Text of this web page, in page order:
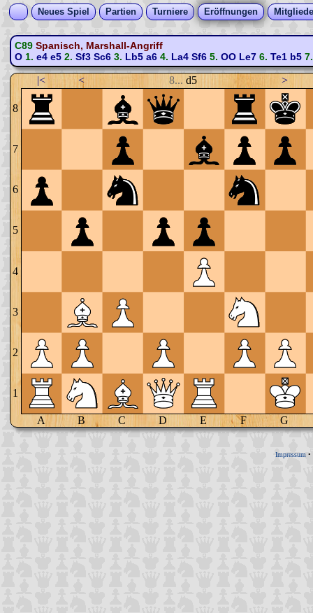
Neues Spiel Partien Turniere Eröffnungen
C89 Spanisch, Marshall-Angriff
O1. e4 e52. Sf3 Sc63. Lb5 a64. La4 Sf65. OO Le76. Te1 b5
|< < 8... d5 >
8
7
6
5
4
3
2
1
A B C D E F G
Impressum •